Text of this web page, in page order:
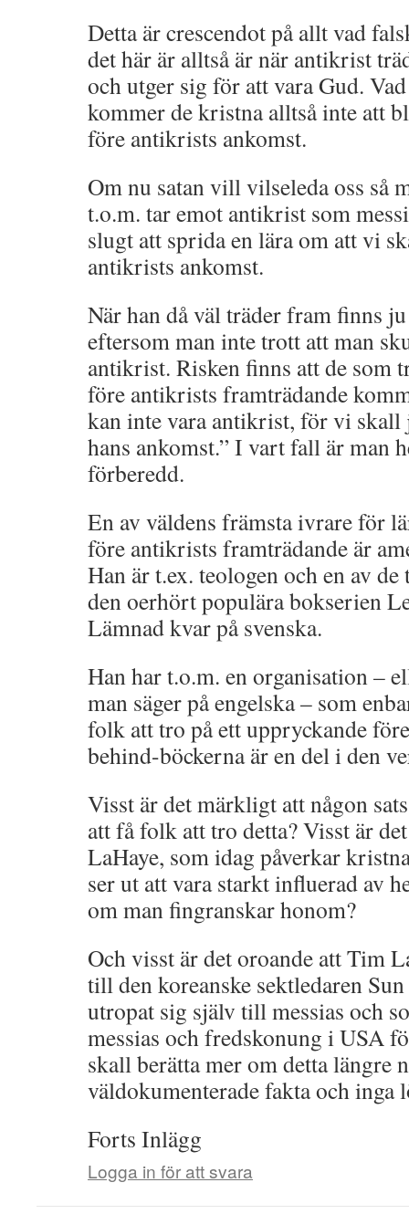
Detta är crescendot på allt vad
det här är alltså är när antikrist
och utger sig för att vara Gud.
kommer de kristna alltså inte att
före antikrists ankomst.
Om nu satan vill vilseleda oss så
t.o.m. tar emot antikrist som
slugt att sprida en lära om att vi
antikrists ankomst.
När han då väl träder fram finns
eftersom man inte trott att man
antikrist. Risken finns att de som
före antikrists framträdande
kan inte vara antikrist, för vi
hans ankomst.” I vart fall är man
förberedd.
En av väldens främsta ivrare för
före antikrists framträdande är
Han är t.ex. teologen och en av
den oerhört populära bokserien
Lämnad kvar på svenska.
Han har t.o.m. en organisation –
man säger på engelska – som
folk att tro på ett uppryckande
behind-böckerna är en del i den
Visst är det märkligt att någon
att få folk att tro detta? Visst är
LaHaye, som idag påverkar
ser ut att vara starkt influerad av
om man fingranskar honom?
Och visst är det oroande att Tim
till den koreanske sektledaren
utropat sig själv till messias och
messias och fredskonung i USA
skall berätta mer om detta längre
väldokumenterade fakta och inga
Forts Inlägg
Logga in för att svara